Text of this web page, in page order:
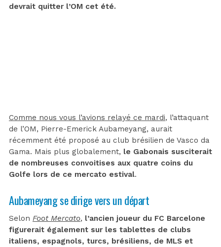
devrait quitter l’OM cet été.
Comme nous vous l’avions relayé ce mardi, l’attaquant
de l’OM, Pierre-Emerick Aubameyang, aurait
récemment été proposé au club brésilien de Vasco da
Gama. Mais plus globalement, le Gabonais susciterait
de nombreuses convoitises aux quatre coins du
Golfe lors de ce mercato estival.
Aubameyang se dirige vers un départ
Selon Foot Mercato, l’ancien joueur du FC Barcelone
figurerait également sur les tablettes de clubs
italiens, espagnols, turcs, brésiliens, de MLS et